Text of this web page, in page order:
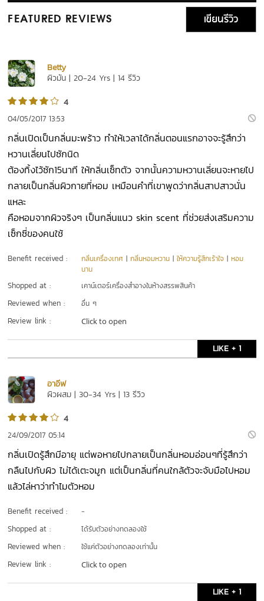
FEATURED REVIEWS เขียนรีวิว
Betty
ผิวมัน | 20-24 Yrs | 14 รีวิว
4
04/05/2017 13:53
กลิ่นเปิดเป็นกลิ่นมะพร้าว ทำให้เวลาได้กลิ่นตอนแรกอาจจะรู้สึกว่า
หวานเลี่ยนไปซักนิด
ต้องทิ้งไว้ซัก15นาที ให้กลิ่นเซ็ทตัว จากนั้นความหวานเลี่ยนจะหายไป
กลายเป็นกลิ่นผิวกายที่หอม เหมือนคำที่เขาพูดว่ากลิ่นสาปสาวนั่น
แหละ
คือหอมจากผิวจริงๆ เป็นกลิ่นแนว skin scent ที่ช่วยส่งเสริมความ
เซ็กซี่ของคนใช้
Benefit received : กลิ่นเครื่องเทศ |กลิ่นหอมหวาน |ให้ความรู้สึกเร้าใจ |หอม
นาน
Shopped at : เคาน์เตอร์เครื่องสำอางในห้างสรรพสินค้า
Reviewed when : อื่น ๆ
Review link : Click to open
LIKE + 1
อาอีฟ
ผิวผสม | 30-34 Yrs | 13 รีวิว
4
24/09/2017 05:14
กลิ่นเปิดรู้สึกมีอายุ แต่พอหายไปกลายเป็นกลิ่นหอมอ่อนๆที่รู้สึกว่า
กลืนไปกับผิว ไม่ได้เตะจมูก แต่เป็นกลิ่นที่คนใกล้ตัวจะจับมือไปหอม
แล้วไล่หาว่าทำไมตัวหอม
Benefit received : -
Shopped at : ได้รับตัวอย่างทดลองใช้
Reviewed when : ใช้แค่ตัวอย่างทดลองเท่านั้น
Review link : Click to open
LIKE + 1